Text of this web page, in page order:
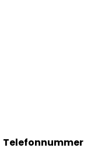
Telefonnummer